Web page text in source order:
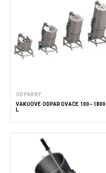
ODPARKY
VÁKUOVÉ ODPAROVAČE 100–1800
L